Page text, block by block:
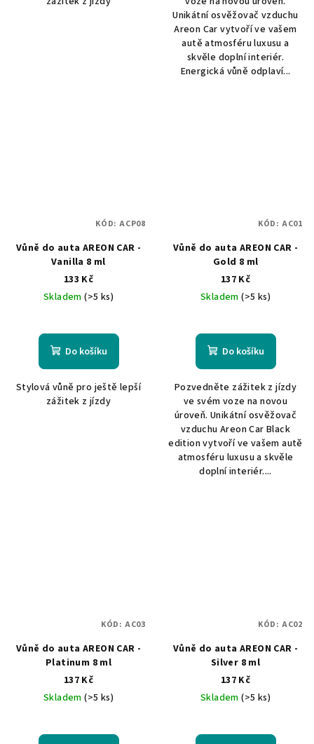
Unikátní osvěžovač vzduchu
Areon Car vytvoří ve vašem
autě atmosféru luxusu a
skvěle doplní interiér.
Energická vůně odplaví...
Vůně do auta AREON CAR -
Vanilla 8 ml
133 Kč
Skladem(>5 ks)
Do košíku
Stylová vůně pro ještě lepší
zážitek z jízdy
KÓD: ACP08
Vůně do auta AREON CAR -
Gold 8 ml
137 Kč
Skladem(>5 ks)
Do košíku
Pozvedněte zážitek z jízdy
ve svém voze na novou
úroveň. Unikátní osvěžovač
vzduchu Areon Car Black
edition vytvoří ve vašem autě
atmosféru luxusu a skvěle
doplní interiér....
KÓD: AC01
Vůně do auta AREON CAR -
Platinum 8 ml
137 Kč
Skladem(>5 ks)
KÓD: AC03
Vůně do auta AREON CAR -
Silver 8 ml
137 Kč
Skladem(>5 ks)
KÓD: AC02